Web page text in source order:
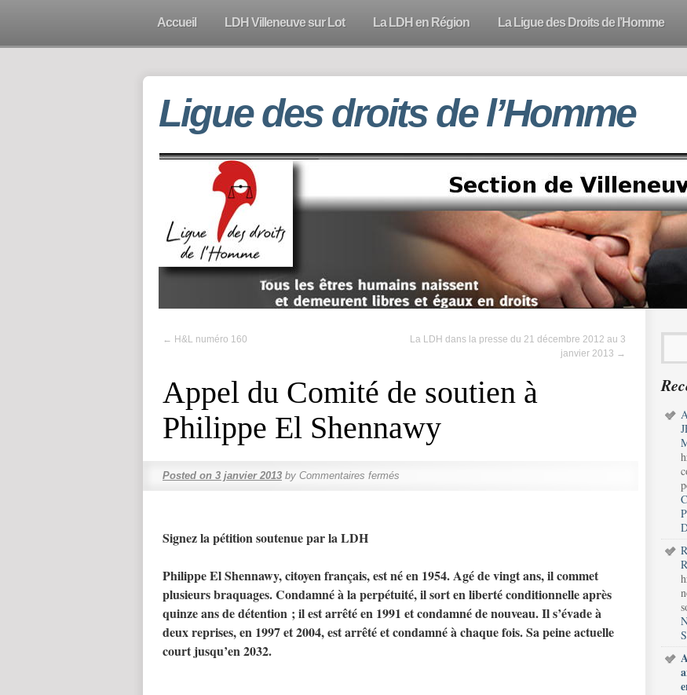
Accueil LDH Villeneuve sur Lot La LDH en Région La Ligue des Droits de l’Homme
Ligue des droits de l’Homme
← H&L numéro 160
La LDH dans la presse du 21 décembre 2012 au 3
janvier 2013 →
Appel du Comité de soutien à
Philippe El Shennawy
Posted on 3 janvier 2013 by Commentaires fermés
Signez la pétition soutenue par la LDH
Philippe El Shennawy, citoyen français, est né en 1954. Agé de vingt ans, il commet
plusieurs braquages. Condamné à la perpétuité, il sort en liberté conditionnelle après
quinze ans de détention ; il est arrêté en 1991 et condamné de nouveau. Il s’évade à
deux reprises, en 1997 et 2004, est arrêté et condamné à chaque fois. Sa peine actuelle
court jusqu’en 2032.